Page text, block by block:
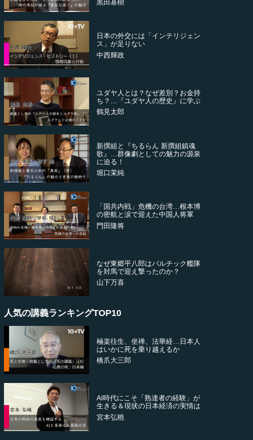
黒田基樹
日本の外交には「インテリジェン
ス」が足りない
中西輝政
ユダヤ人とは？なぜ差別？お金持
ち？…『ユダヤ人の歴史』に学ぶ
鶴見太郎
新撰組と『ちるらん 新撰組鎮魂
歌』…群像劇としての魅力の源泉
に迫る！
堀口茉純
「国共内戦」危機の台湾…根本博
の密航と涙で迎えた中国人将軍
門田隆将
なぜ東郷平八郎はバルチック艦隊
を対馬で迎え撃ったのか？
山下万喜
人気の講義ランキングTOP10
極楽往生、坐禅、法華経…日本人
はいかに死を乗り越えるか
橋爪大三郎
AI時代にこそ「熟達者の経験」が
生きる＆現状の日本経済の実情は
宮本弘曉